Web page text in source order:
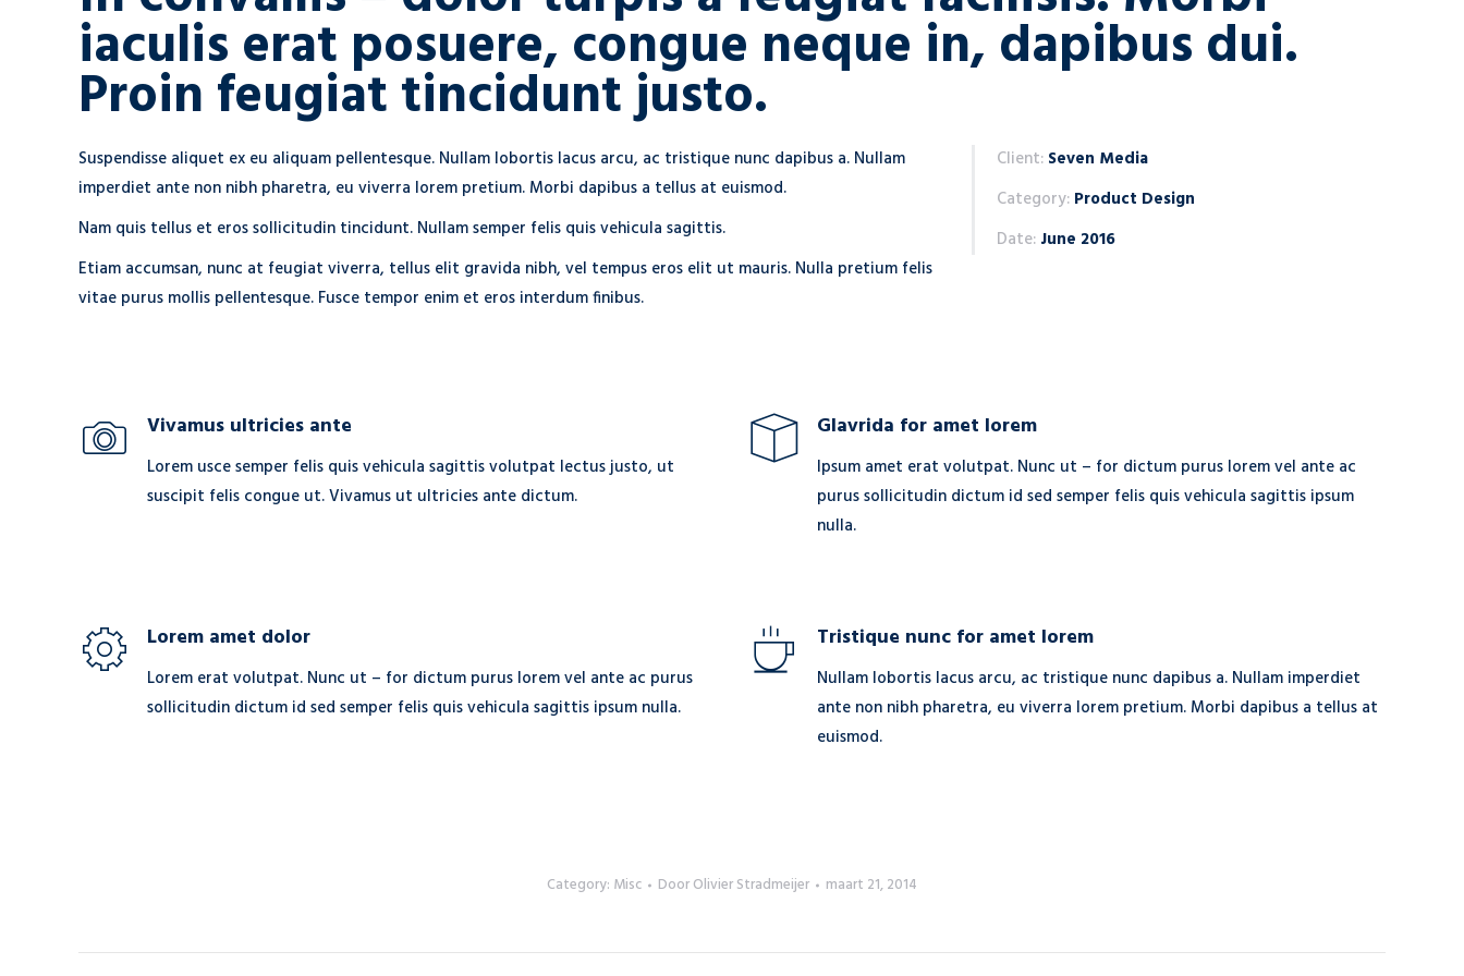
iaculis erat posuere, congue neque in, dapibus dui.
Proin feugiat tincidunt justo.
Suspendisse aliquet ex eu aliquam pellentesque. Nullam lobortis lacus arcu, ac tristique nunc dapibus a. Nullam
imperdiet ante non nibh pharetra, eu viverra lorem pretium. Morbi dapibus a tellus at euismod.
Nam quis tellus et eros sollicitudin tincidunt. Nullam semper felis quis vehicula sagittis.
Etiam accumsan, nunc at feugiat viverra, tellus elit gravida nibh, vel tempus eros elit ut mauris. Nulla pretium felis
vitae purus mollis pellentesque. Fusce tempor enim et eros interdum finibus.
Client: Seven Media
Category: Product Design
Date: June 2016
Vivamus ultricies ante
Lorem usce semper felis quis vehicula sagittis volutpat lectus justo, ut
suscipit felis congue ut. Vivamus ut ultricies ante dictum.
Glavrida for amet lorem
Ipsum amet erat volutpat. Nunc ut – for dictum purus lorem vel ante ac
purus sollicitudin dictum id sed semper felis quis vehicula sagittis ipsum
nulla.
Lorem amet dolor
Lorem erat volutpat. Nunc ut – for dictum purus lorem vel ante ac purus
sollicitudin dictum id sed semper felis quis vehicula sagittis ipsum nulla.
Tristique nunc for amet lorem
Nullam lobortis lacus arcu, ac tristique nunc dapibus a. Nullam imperdiet
ante non nibh pharetra, eu viverra lorem pretium. Morbi dapibus a tellus at
euismod.
Category: Misc DoorOlivier Stradmeijer maart 21, 2014